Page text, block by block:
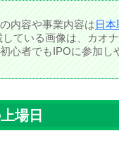
内容や事業内容は日
ている画像は、カオ
心者でもIPOに参加
場日